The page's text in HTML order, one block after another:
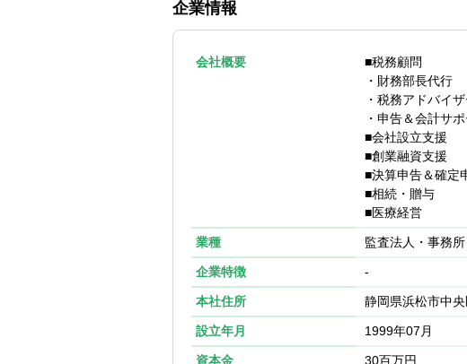
■企業の方向性
・ミッション…「お客様
・ビジョン…「30名の専門
■同社の特徴：
・医療経営コンサルティ
・安定成長…創業以来、22
・お客様件数…常時継続
企業情報
会社概要
■税務顧問
・財務部長代行
・税務アドバイ
・申告＆会計サポ
■会社設立支援
■創業融資支援
■決算申告＆確定
■相続・贈与
■医療経営
業種 監査法人・事務
企業特徴 -
本社住所 静岡県浜松市中
設立年月 1999年07月
資本金 30百万円